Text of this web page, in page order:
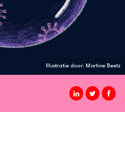
Illustratie door: Martine Beetz